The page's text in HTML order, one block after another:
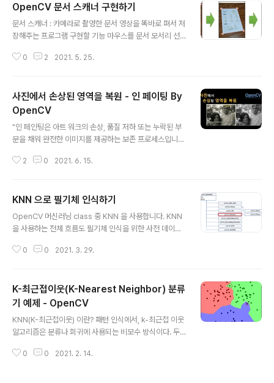
OpenCV 문서 스캐너 구현하기
문서 스캐너 : 카메라로 촬영한 문서 영상을 똑바로 펴서 저
장해주는 프로그램 구현할 기능 마우스를 문서 모서리 선
직사각형 형태로 똑바로 펴기 (투시 변환) 마우스로 문서
택했다면 마우스 드래그를 검사 마우스 드래그 시 좌표 이
동 & 화면 표시 마우스 왼쪽 버튼이 떼어졌을 때의 좌표 기
록 def onMouse(event, x, y, flags, param): global
srcQuad, dragSrc, ptOld, src if event == cv2.EV
rm..
0 2 2021. 5. 25.
사진에서 손상된 영역을 복원 - 인 페이팅 By
OpenCV
"인 페인팅은 아트 워크의 손상, 품질 저하 또는 누락된 부
분을 채워 완전한 이미지를 제공하는 보존 프로세스입니
쇄, 3차원 조각 또는 디지털 이미지 및 비디오와 같은 물리
을 복원할 수 있습니다. OpenCV 에서 제공하는 sample
을 이용하여서 간단하게 inpaint를 실습해보도록 해보도
록 하겠습니다. 개발환경 Visual Studio Code 1.56.2 o
aug Step 1. Clone Repositery git clone https://git
2 0 2021. 6. 15.
KNN 으로 필기체 인식하기
OpenCV 머신러닝 class 중 KNN 을 사용합니다. KNN
을 사용하는 전체 흐름도 필기체 인식을 위한 사전 데이터
ort cv2 oldx, oldy = -1, -1 #숫자를 그리는 mouse c
OWN: oldx, oldy = x, y elif event == cv2.EVENT_
LBUTTONUP: oldx, oldy = -1, -1 elif event == cv
2.EVENT_MOUSEMOVE: if flags & cv2.EVENT_FL
AG_LBUTTON: cv..
0 0 2021. 3. 29.
K-최근접이웃(K-Nearest Neighbor) 분류
기 예제 - OpenCV
KNN(K-최근접이웃) 이란? 패턴 인식에서, k-최근접 이웃
알고리즘은 분류나 회귀에 사용되는 비모수 방식이다. 두
이터로 구성되어 있다. 출력은 k-NN이 분류로 사용되었는
0 0 2021. 2. 14.